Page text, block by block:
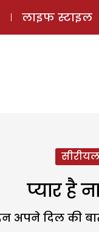
लाइफ स्टाइल
प्यार है
अपने दिल की